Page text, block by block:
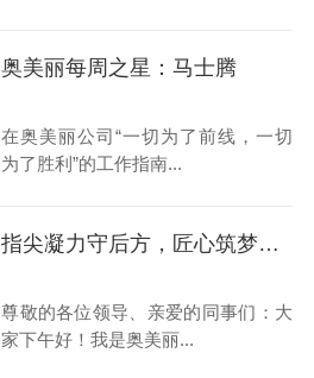
奥美丽每周之星：马士腾
在奥美丽公司“一切为了前线，一切
为了胜利”的工作指南...
指尖凝力守后方，匠心筑梦赴荣光 ——我们的一线坚守与“胜利”答卷
尊敬的各位领导、亲爱的同事们：大
家下午好！我是奥美丽...